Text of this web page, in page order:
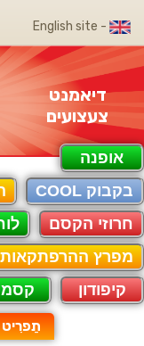
- English site
דיאמנט
צעצועים
אופנה
בקבוק COOL
חרוזי הקסם
מפרץ ההרפתקאות
קיפודון
תַפרִיט